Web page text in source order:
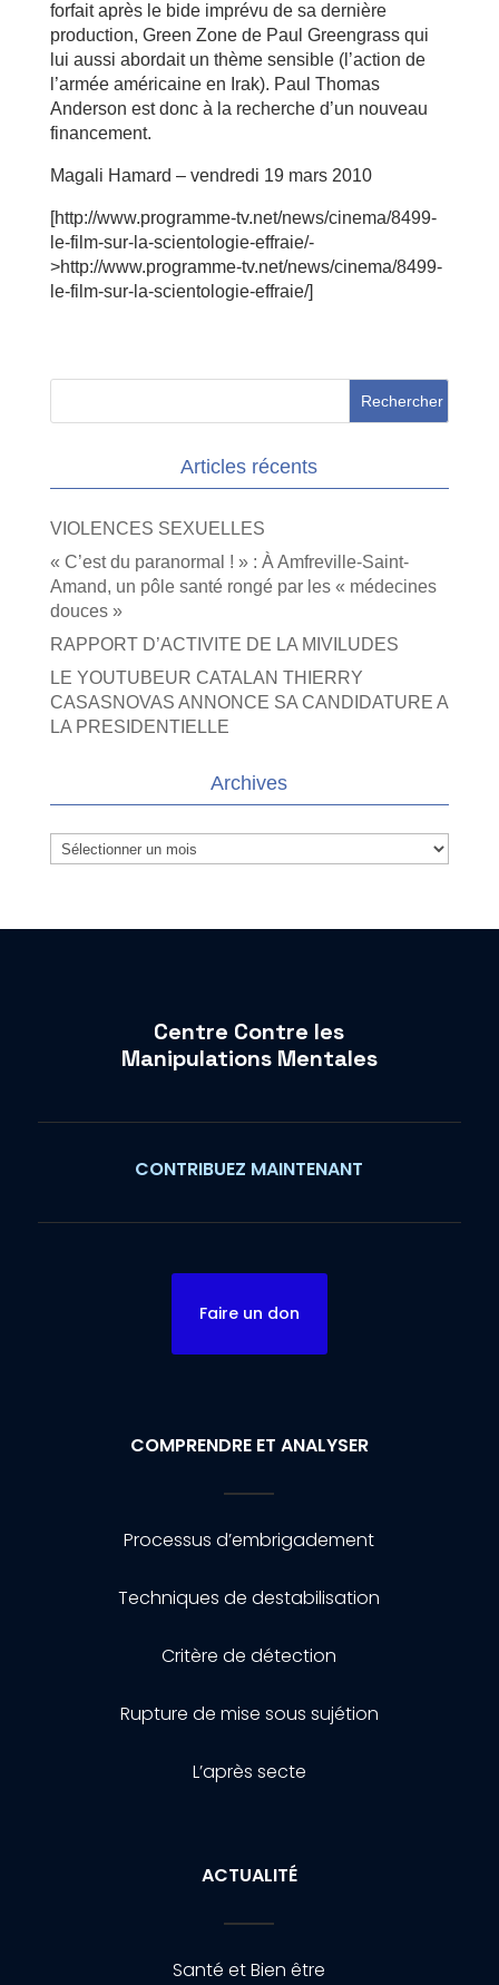
forfait après le bide imprévu de sa dernière
production, Green Zone de Paul Greengrass qui
lui aussi abordait un thème sensible (l’action de
l’armée américaine en Irak). Paul Thomas
Anderson est donc à la recherche d’un nouveau
financement.
Magali Hamard – vendredi 19 mars 2010
[http://www.programme-tv.net/news/cinema/8499-
le-film-sur-la-scientologie-effraie/-
>http://www.programme-tv.net/news/cinema/8499-
le-film-sur-la-scientologie-effraie/]
Articles récents
VIOLENCES SEXUELLES
« C’est du paranormal ! » : À Amfreville-Saint-
Amand, un pôle santé rongé par les « médecines
douces »
RAPPORT D’ACTIVITE DE LA MIVILUDES
LE YOUTUBEUR CATALAN THIERRY
CASASNOVAS ANNONCE SA CANDIDATURE A
LA PRESIDENTIELLE
Archives
Archives
Centre Contre les
Manipulations Mentales
CONTRIBUEZ MAINTENANT
Faire un don
COMPRENDRE ET ANALYSER
Processus d’embrigadement
Techniques de destabilisation
Critère de détection
Rupture de mise sous sujétion
L’après secte
ACTUALITÉ
Santé et Bien être